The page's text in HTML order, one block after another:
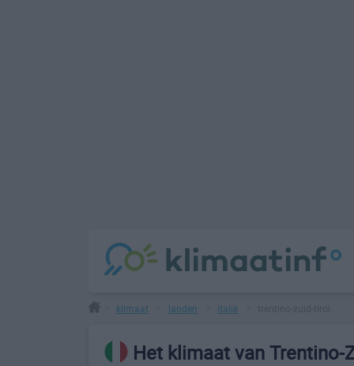
klimaat landen italië
Het klimaat van Trentino-